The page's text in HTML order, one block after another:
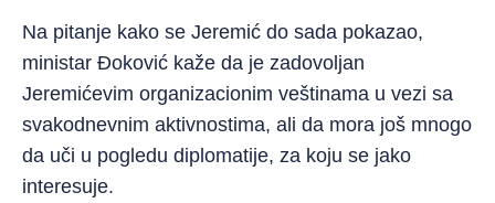
Na pitanje kako se Jeremić do sada pokazao,
ministar Đoković kaže da je zadovoljan
Jeremićevim organizacionim veštinama u vezi sa
svakodnevnim aktivnostima, ali da mora još mnogo
da uči u pogledu diplomatije, za koju se jako
interesuje.